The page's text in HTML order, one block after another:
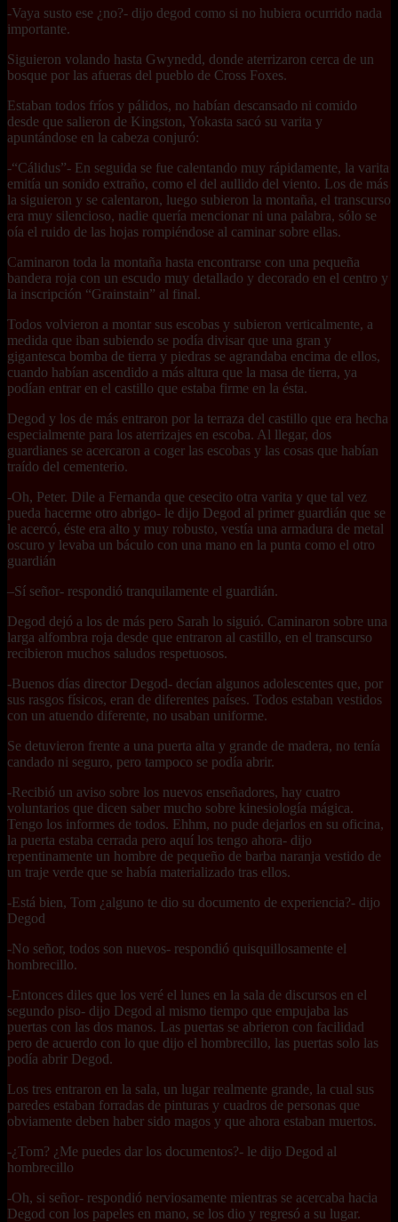
-Vaya susto ese ¿no?- dijo degod como si no hubiera ocurrido nada
importante.
Siguieron volando hasta Gwynedd, donde aterrizaron cerca de un
bosque por las afueras del pueblo de Cross Foxes.
Estaban todos fríos y pálidos, no habían descansado ni comido
desde que salieron de Kingston, Yokasta sacó su varita y
apuntándose en la cabeza conjuró:
-“Cálidus”- En seguida se fue calentando muy rápidamente, la varita
emitía un sonido extraño, como el del aullido del viento. Los de más
la siguieron y se calentaron, luego subieron la montaña, el transcurso
era muy silencioso, nadie quería mencionar ni una palabra, sólo se
oía el ruido de las hojas rompiéndose al caminar sobre ellas.
Caminaron toda la montaña hasta encontrarse con una pequeña
bandera roja con un escudo muy detallado y decorado en el centro y
la inscripción “Grainstain” al final.
Todos volvieron a montar sus escobas y subieron verticalmente, a
medida que iban subiendo se podía divisar que una gran y
gigantesca bomba de tierra y piedras se agrandaba encima de ellos,
cuando habían ascendido a más altura que la masa de tierra, ya
podían entrar en el castillo que estaba firme en la ésta.
Degod y los de más entraron por la terraza del castillo que era hecha
especialmente para los aterrizajes en escoba. Al llegar, dos
guardianes se acercaron a coger las escobas y las cosas que habían
traído del cementerio.
-Oh, Peter. Dile a Fernanda que cesecito otra varita y que tal vez
pueda hacerme otro abrigo- le dijo Degod al primer guardián que se
le acercó, éste era alto y muy robusto, vestía una armadura de metal
oscuro y levaba un báculo con una mano en la punta como el otro
guardián
–Sí señor- respondió tranquilamente el guardián.
Degod dejó a los de más pero Sarah lo siguió. Caminaron sobre una
larga alfombra roja desde que entraron al castillo, en el transcurso
recibieron muchos saludos respetuosos.
-Buenos días director Degod- decían algunos adolescentes que, por
sus rasgos físicos, eran de diferentes países. Todos estaban vestidos
con un atuendo diferente, no usaban uniforme.
Se detuvieron frente a una puerta alta y grande de madera, no tenía
candado ni seguro, pero tampoco se podía abrir.
-Recibió un aviso sobre los nuevos enseñadores, hay cuatro
voluntarios que dicen saber mucho sobre kinesiología mágica.
Tengo los informes de todos. Ehhm, no pude dejarlos en su oficina,
la puerta estaba cerrada pero aquí los tengo ahora- dijo
repentinamente un hombre de pequeño de barba naranja vestido de
un traje verde que se había materializado tras ellos.
-Está bien, Tom ¿alguno te dio su documento de experiencia?- dijo
Degod
-No señor, todos son nuevos- respondió quisquillosamente el
hombrecillo.
-Entonces diles que los veré el lunes en la sala de discursos en el
segundo piso- dijo Degod al mismo tiempo que empujaba las
puertas con las dos manos. Las puertas se abrieron con facilidad
pero de acuerdo con lo que dijo el hombrecillo, las puertas solo las
podía abrir Degod.
Los tres entraron en la sala, un lugar realmente grande, la cual sus
paredes estaban forradas de pinturas y cuadros de personas que
obviamente deben haber sido magos y que ahora estaban muertos.
-¿Tom? ¿Me puedes dar los documentos?- le dijo Degod al
hombrecillo
-Oh, si señor- respondió nerviosamente mientras se acercaba hacia
Degod con los papeles en mano, se los dio y regresó a su lugar.